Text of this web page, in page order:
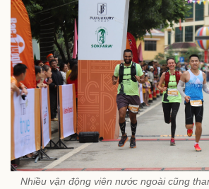
Nhiều vận động viên nước ngoài cũng